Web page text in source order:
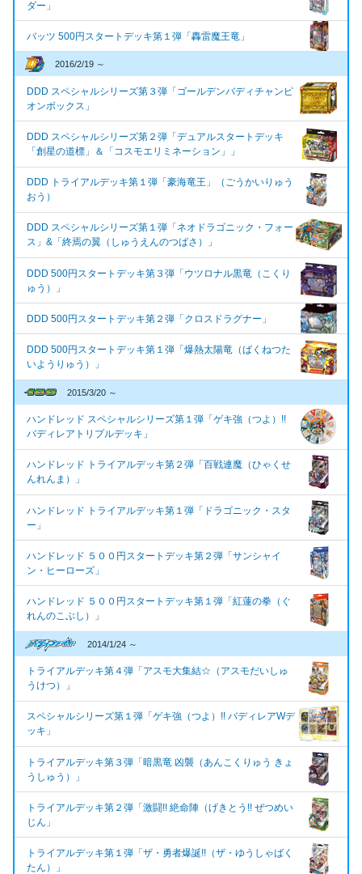
ダー」
バッツ 500円スタートデッキ第１弾「轟雷魔王竜」
2016/2/19 ～
DDD スペシャルシリーズ第３弾「ゴールデンバディチャンピ
オンボックス」
DDD スペシャルシリーズ第２弾「デュアルスタートデッキ
「創星の道標」＆「コスモエリミネーション」」
DDD トライアルデッキ第１弾「豪海竜王」（ごうかいりゅう
おう）
DDD スペシャルシリーズ第１弾「ネオドラゴニック・フォー
ス」&「終焉の翼（しゅうえんのつばさ）」
DDD 500円スタートデッキ第３弾「ウツロナル黒竜（こくり
ゅう）」
DDD 500円スタートデッキ第２弾「クロスドラグナー」
DDD 500円スタートデッキ第１弾「爆熱太陽竜（ばくねつた
いようりゅう）」
2015/3/20 ～
ハンドレッド スペシャルシリーズ第１弾「ゲキ強（つよ）!!
バディレアトリプルデッキ」
ハンドレッド トライアルデッキ第２弾「百戦連魔（ひゃくせ
んれんま）」
ハンドレッド トライアルデッキ第１弾「ドラゴニック・スタ
ー」
ハンドレッド ５００円スタートデッキ第２弾「サンシャイ
ン・ヒーローズ」
ハンドレッド ５００円スタートデッキ第１弾「紅蓮の拳（ぐ
れんのこぶし）」
2014/1/24 ～
トライアルデッキ第４弾「アスモ大集結☆（アスモだいしゅ
うけつ）」
スペシャルシリーズ第１弾「ゲキ強（つよ）!! バディレアWデ
ッキ」
トライアルデッキ第３弾「暗黒竜 凶襲（あんこくりゅう きょ
うしゅう）」
トライアルデッキ第２弾「激闘!! 絶命陣（げきとう!! ぜつめい
じん」
トライアルデッキ第１弾「ザ・勇者爆誕!!（ザ・ゆうしゃばく
たん）」